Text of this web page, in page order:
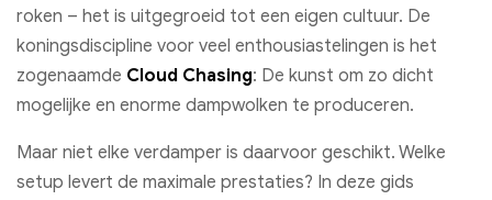
roken – het is uitgegroeid tot een eigen cultuur. De
koningsdiscipline voor veel enthousiastelingen is het
zogenaamde Cloud Chasing: De kunst om zo dicht
mogelijke en enorme dampwolken te produceren.
Maar niet elke verdamper is daarvoor geschikt. Welke
setup levert de maximale prestaties? In deze gids